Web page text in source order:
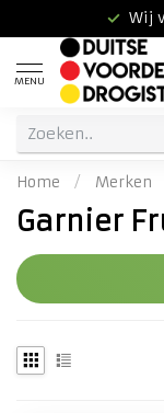
Wij
MENU
Home / Merken
Garnier